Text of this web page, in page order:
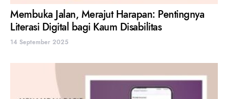
Membuka Jalan, Merajut Harapan: Pentingnya
Literasi Digital bagi Kaum Disabilitas
14 September 2025